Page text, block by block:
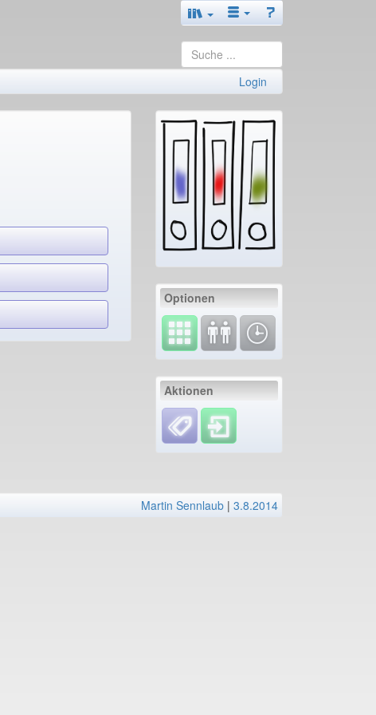
Login
Optionen
Aktionen
Martin Sennlaub | 3.8.2014